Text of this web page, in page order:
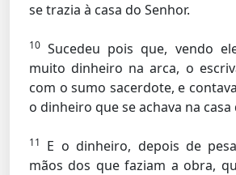
se trazia à casa do Senhor.
10 Sucedeu pois que, vendo
muito dinheiro na arca, o
com o sumo sacerdote, e
o dinheiro que se achava na casa
11
E o dinheiro, depois de
mãos dos que faziam a obra,